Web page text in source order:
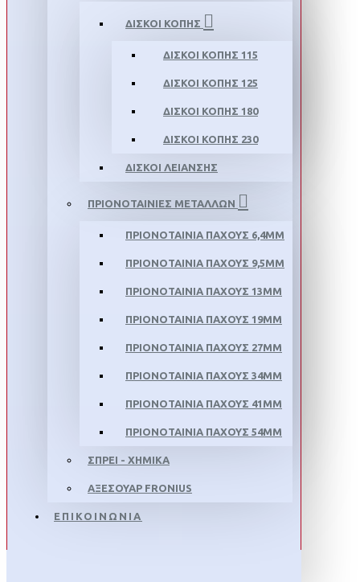
ΔΙΣΚΟΙ ΚΟΠΗΣ
ΔΙΣΚΟΙ ΚΟΠΗΣ 115
ΔΙΣΚΟΙ ΚΟΠΗΣ 125
ΔΙΣΚΟΙ ΚΟΠΗΣ 180
ΔΙΣΚΟΙ ΚΟΠΗΣ 230
ΔΙΣΚΟΙ ΛΕΙΑΝΣΗΣ
ΠΡΙΟΝΟΤΑΙΝΙΕΣ ΜΕΤΑΛΛΩΝ
ΠΡΙΟΝΟΤΑΙΝΙΑ ΠΑΧΟΥΣ 6,4MM
ΠΡΙΟΝΟΤΑΙΝΙΑ ΠΑΧΟΥΣ 9,5MM
ΠΡΙΟΝΟΤΑΙΝΙΑ ΠΑΧΟΥΣ 13MM
ΠΡΙΟΝΟΤΑΙΝΙΑ ΠΑΧΟΥΣ 19MM
ΠΡΙΟΝΟΤΑΙΝΙΑ ΠΑΧΟΥΣ 27MM
ΠΡΙΟΝΟΤΑΙΝΙΑ ΠΑΧΟΥΣ 34MM
ΠΡΙΟΝΟΤΑΙΝΙΑ ΠΑΧΟΥΣ 41MM
ΠΡΙΟΝΟΤΑΙΝΙΑ ΠΑΧΟΥΣ 54MM
ΣΠΡΕΙ - ΧΗΜΙΚΑ
ΑΞΕΣΟΥΑΡ FRONIUS
ΕΠΙΚΟΙΝΩΝΙΑ